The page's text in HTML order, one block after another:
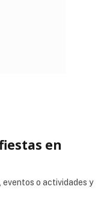
en
eventos o actividades y